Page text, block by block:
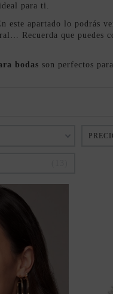
para ti.
apartado lo podrás
Recuerda que puedes
bodas son perfectos